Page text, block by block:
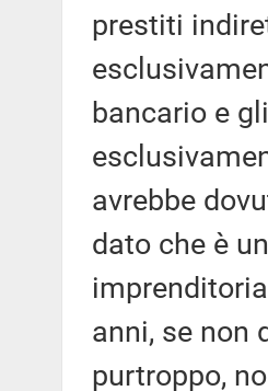
prestiti
bancario e
avrebbe
dato che è
anni, se non
purtroppo,